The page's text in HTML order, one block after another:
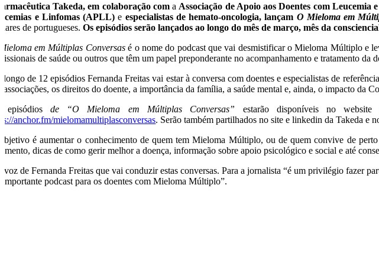
Takeda, em colaboração coma Associação de Apoio aos Doentes com
e Linfomas (APLL) e especialistas de hemato-oncologia, lançam O Mieloma em
de portugueses. Os episódios serão lançados ao longo do mês de março, mês da
em Múltiplas Conversasé o nome do podcast que vai desmistificar o Mieloma Múltiplo e
de saúde ou outros que têm um papel preponderante no acompanhamento e tratamento da
de 12 episódios Fernanda Freitas vai estar à conversa com doentes e especialistas de
associações, os direitos do doente, a importância da família, a saúde mental e, ainda, o impacto da
episódiosde “O Mieloma em Múltiplas Conversas” estarão disponíveis no website
anchor.fm/mielomamultiplasconversas. Serão também partilhados no site e linkedin da Takeda e
é aumentar o conhecimento de quem tem Mieloma Múltiplo, ou de quem convive de
dicas de como gerir melhor a doença, informação sobre apoio psicológico e social e até
voz de Fernanda Freitas que vai conduzir estas conversas. Para a jornalista “é um privilégio fazer
importante podcast para os doentes com Mieloma Múltiplo”.